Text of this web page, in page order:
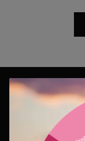
Ваш
свяжется с